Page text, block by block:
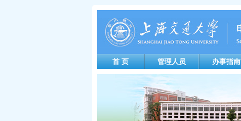
首 页 管理人员 办事指南